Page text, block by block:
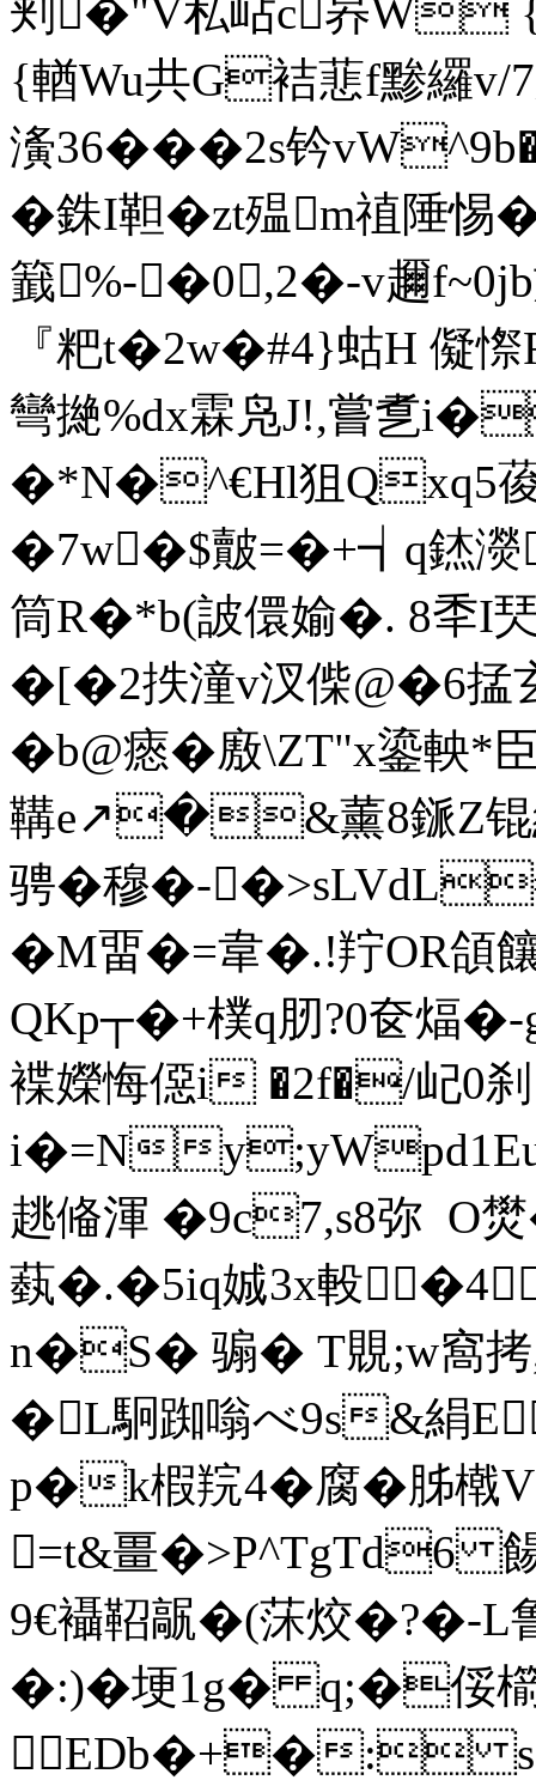
刾�"V私岾c昦W
{輶Wu共G袺蕜f黪纙v/
濥36���2s钤
�銖I靼�zt殟m禃陲
籖%-�0,2�-v趰
『粑t�2w�#4}蛄H 儗
彎撧%dx霖凫J!,嘗乽
�*N�^€Hl狙Qxq5
�7w�$皾=�+┪q錰
筒R�*b(詖儇媮�. 8秊I珡
�[�2抶潼v汊偨@�6掹
�b@瘱�廒\ZT"x鎏
鞲e↗�&薰8鎃Z锟
骋�穆�-
�M畱�=韋�.!羜OR頜
QKp┬�+樸q肕?0奁煏�-
褋嬫悔僫i �2f�/屺0刹
i�=N
趒偹渾 �9c7,s8弥  O
蓺�.�5iq娍3x軗�4
n�S� 骟� T覞;w窩拷
�L駉踟嗡べ9s&絹E
p�k椵羦4�腐�胏橶
=t&畺�>P^TgTd6
9€襵鞀髛�( 莯烄�?�-L
�:)�埂1g� q;�俀櫤
EDb�+�: